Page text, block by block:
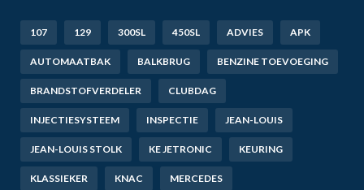
107 129 300SL 450SL ADVIES APK
AUTOMAATBAK BALKBRUG BENZINE TOEVOEGING
BRANDSTOFVERDELER CLUBDAG
INJECTIESYSTEEM INSPECTIE JEAN-LOUIS
JEAN-LOUIS STOLK KE JETRONIC KEURING
KLASSIEKER KNAC MERCEDES